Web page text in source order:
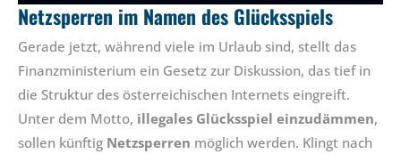
Netzsperren im Namen des Glücksspiels
Gerade jetzt, während viele im Urlaub sind, stellt das
Finanzministerium ein Gesetz zur Diskussion, das tief in
die Struktur des österreichischen Internets eingreift.
Unter dem Motto, illegales Glücksspiel einzudämmen,
sollen künftig Netzsperren möglich werden. Klingt nach